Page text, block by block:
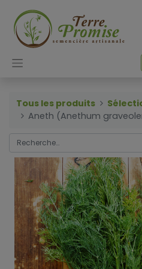
Tous les produits
Aneth (Anethum